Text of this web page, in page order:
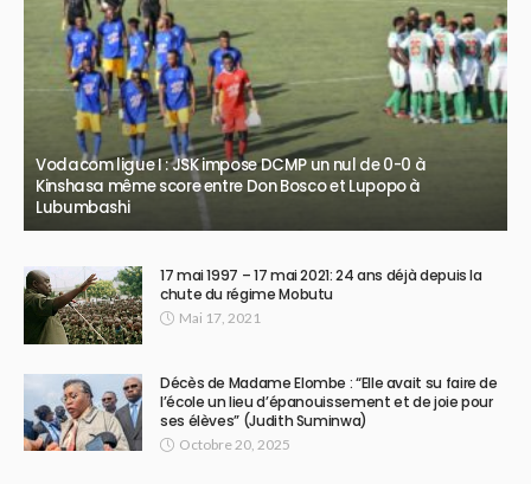
Vodacom ligue I : JSK impose DCMP un nul de 0-0 à
Kinshasa même score entre Don Bosco et Lupopo à
Lubumbashi
17 mai 1997 – 17 mai 2021: 24 ans déjà depuis la
chute du régime Mobutu
Mai 17, 2021
Décès de Madame Elombe : “Elle avait su faire de
l’école un lieu d’épanouissement et de joie pour
ses élèves” (Judith Suminwa)
Octobre 20, 2025